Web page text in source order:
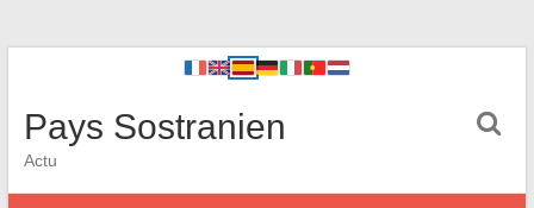
Pays Sostranien
Actu